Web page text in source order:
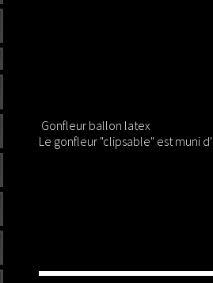
Gonfleur ballon latex
Le gonfleur "clipsable" est muni